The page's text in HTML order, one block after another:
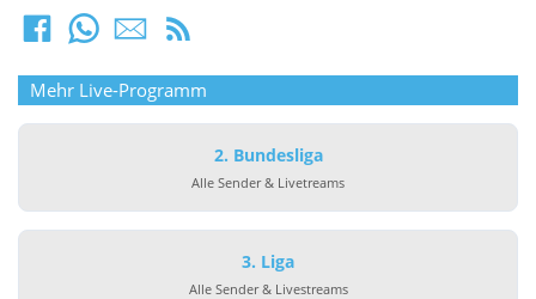
Mehr Live-Programm
2. Bundesliga
Alle Sender & Livetreams
3. Liga
Alle Sender & Livestreams